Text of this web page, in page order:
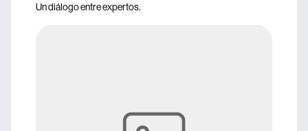
Un diálogo entre expertos.